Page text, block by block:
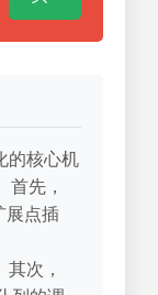
的核心机
首先，
展点插
次，